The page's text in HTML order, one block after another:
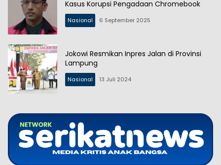
Kasus Korupsi Pengadaan Chromebook
Nasional 6 September 2025
Jokowi Resmikan Inpres Jalan di Provinsi
Lampung
Nasional 13 Juli 2024